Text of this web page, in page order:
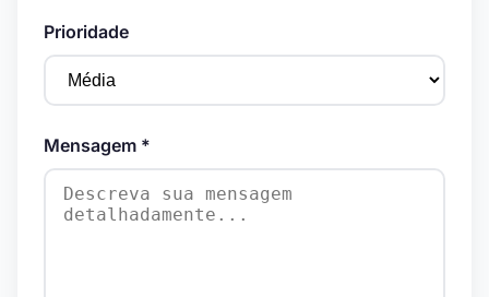
Prioridade
Mensagem *